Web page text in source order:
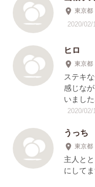
東京都
2020/02/
ヒロ
東京都
ステキ
感じな
いまし
2020/02/
うっち
東京都
主人と
にしてま